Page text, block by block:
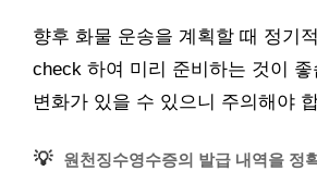
향후 화물 운송을 계획할 때 정기
check 하여 미리 준비하는 것이 좋
변화가 있을 수 있으니 주의해야
💡 원천징수영수증의 발급 내역을 정